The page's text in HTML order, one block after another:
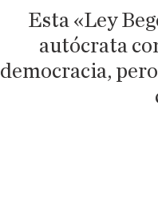
Esta «Ley
autócrata
democracia,